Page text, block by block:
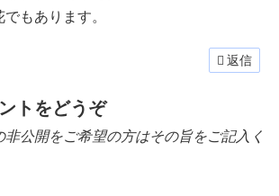
もあります。
返信
トをどうぞ
開をご希望の方はその旨をご記入く